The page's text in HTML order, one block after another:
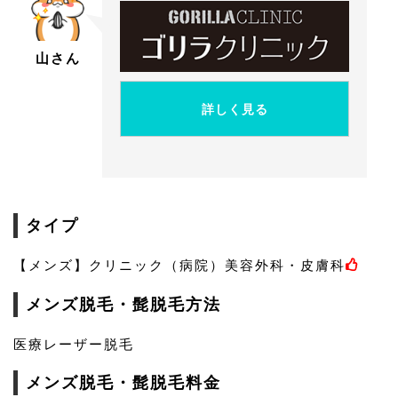
山さん
詳しく見る
タイプ
【メンズ】クリニック（病院）美容外科・皮膚科
メンズ脱毛・髭脱毛方法
医療レーザー脱毛
メンズ脱毛・髭脱毛料金